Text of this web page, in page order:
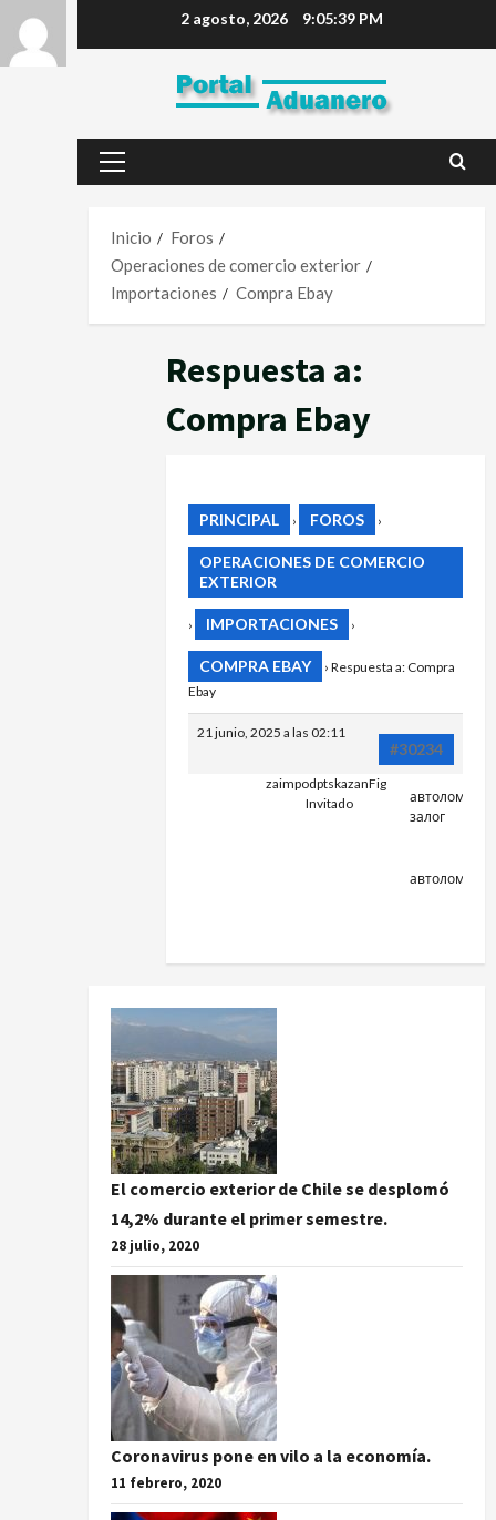
2 agosto, 2026 9:05:39 PM
Inicio
Foros
Operaciones de comercio exterior
Importaciones
Compra Ebay
Respuesta a:
Compra Ebay
PRINCIPAL › FOROS ›
OPERACIONES DE COMERCIO
EXTERIOR
› IMPORTACIONES ›
COMPRA EBAY › Respuesta a: Compra
Ebay
21 junio, 2025 a las 02:11
#30234
zaimpodptskazanFig
Invitado
автоломбард
залог
автоломбард
El comercio exterior de Chile se desplomó
14,2% durante el primer semestre.
28 julio, 2020
Coronavirus pone en vilo a la economía.
11 febrero, 2020